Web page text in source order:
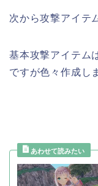
次から攻撃アイテ
基本攻撃アイテ
ですが色々作成し